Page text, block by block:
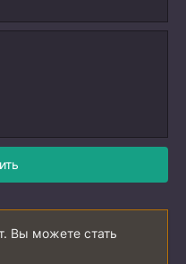
Вы можете стать